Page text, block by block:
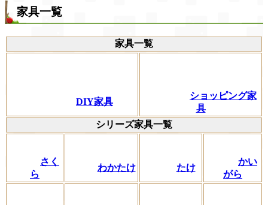
家具一覧
家具一覧
DIY家具
ショッピング家
具
シリーズ家具一覧
さく
ら
わかたけ たけ
かい
がら